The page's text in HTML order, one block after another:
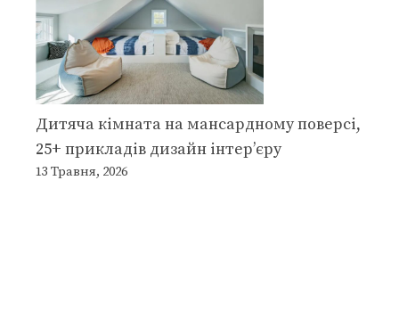
Дитяча кімната на мансардному поверсі,
25+ прикладів дизайн інтер’єру
13 Травня, 2026